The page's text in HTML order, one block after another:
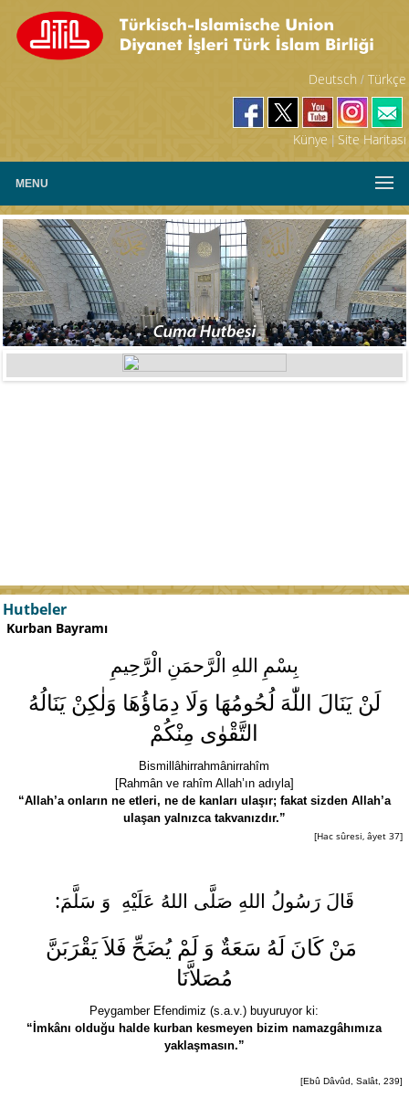
Deutsch / Türkçe
Künye Site Haritası
MENU
Hutbeler
Kurban Bayramı
بِسْمِ اللهِ الْرَّحمَنِ الْرَّحِيمِ
لَنْ يَنَالَ اللّٰهَ لُحُومُهَا وَلَا دِمَاؤُهَا وَلٰكِنْ يَنَالُهُ
التَّقْوٰى مِنْكُمْ
Bismillâhirrahmânirrahîm
[Rahmân ve rahîm Allah’ın adıyla]
“Allah’a onların ne etleri, ne de kanları ulaşır; fakat sizden Allah’a
ulaşan yalnızca takvanızdır.”
[Hac sûresi, âyet 37]
قَالَ رَسُولُ اللهِ صَلَّى اللهُ عَلَيْهِ وَ سَلَّمَ:
مَنْ كَانَ لَهُ سَعَةٌ وَ لَمْ يُضَحِّ فَلاَ يَقْرَبَنَّ
مُصَلاَّنَا
Peygamber Efendimiz (s.a.v.) buyuruyor ki:
“İmkânı olduğu halde kurban kesmeyen bizim namazgâhımıza
yaklaşmasın.”
[Ebû Dâvûd, Salât, 239]